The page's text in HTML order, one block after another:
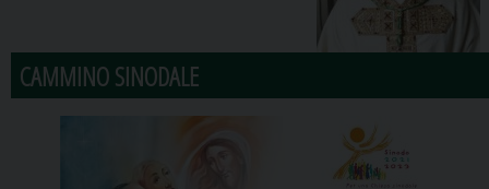
CAMMINO SINODALE